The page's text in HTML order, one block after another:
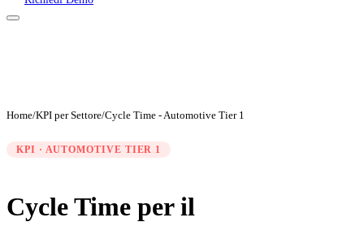
Home/KPI per Settore/Cycle Time - Automotive Tier 1
KPI · AUTOMOTIVE TIER 1
Cycle Time per il